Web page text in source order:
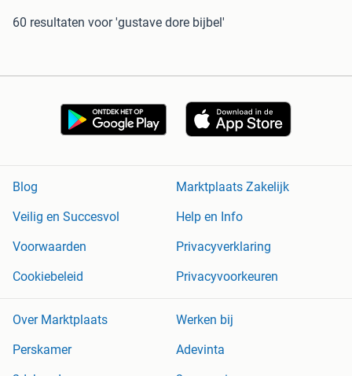
60 resultaten voor 'gustave dore bijbel'
Blog
Marktplaats Zakelijk
Veilig en Succesvol
Help en Info
Voorwaarden
Privacyverklaring
Cookiebeleid
Privacyvoorkeuren
Over Marktplaats
Werken bij
Perskamer
Adevinta